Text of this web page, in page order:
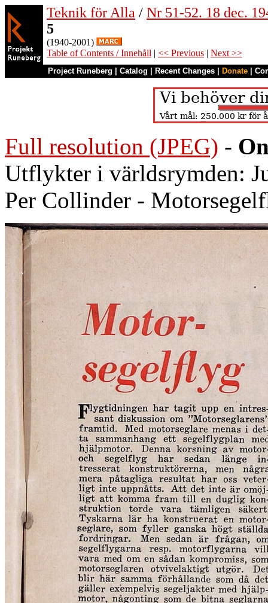
Teknik för Alla / Nr 51-52. 18 dec.
5
(1940-2001)
Table of Contents / Innehåll | << Previous | Next >>
Project Runeberg Catalog Recent Changes Donate
Full resolution (JPEG) -
Utflykter i världsrymden:
Per Collinder -